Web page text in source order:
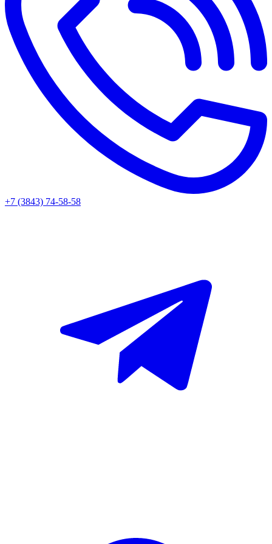
+7 (3843) 74-58-58